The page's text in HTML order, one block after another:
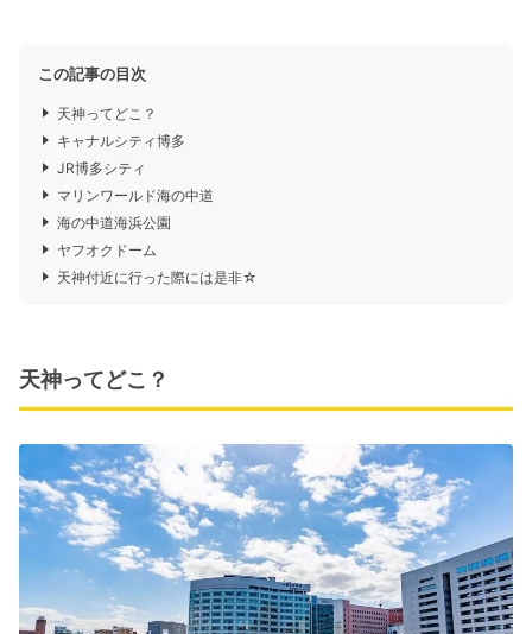
この記事の目次
天神ってどこ？
キャナルシティ博多
JR博多シティ
マリンワールド海の中道
海の中道海浜公園
ヤフオクドーム
天神付近に行った際には是非☆
天神ってどこ？